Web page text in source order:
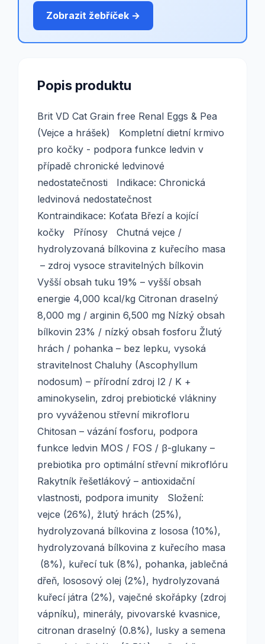
Zobrazit žebříček →
Popis produktu
Brit VD Cat Grain free Renal Eggs & Pea
(Vejce a hrášek) Kompletní dietní krmivo
pro kočky - podpora funkce ledvin v
případě chronické ledvinové
nedostatečnosti Indikace: Chronická
ledvinová nedostatečnost
Kontraindikace: Koťata Březí a kojící
kočky Přínosy Chutná vejce /
hydrolyzovaná bílkovina z kuřecího masa
– zdroj vysoce stravitelných bílkovin
Vyšší obsah tuku 19% – vyšší obsah
energie 4,000 kcal/kg Citronan draselný
8,000 mg / arginin 6,500 mg Nízký obsah
bílkovin 23% / nízký obsah fosforu Žlutý
hrách / pohanka – bez lepku, vysoká
stravitelnost Chaluhy (Ascophyllum
nodosum) – přírodní zdroj I2 / K +
aminokyselin, zdroj prebiotické vlákniny
pro vyváženou střevní mikrofloru
Chitosan – vázání fosforu, podpora
funkce ledvin MOS / FOS / β-glukany –
prebiotika pro optimální střevní mikroflóru
Rakytník řešetlákový – antioxidační
vlastnosti, podpora imunity Složení:
vejce (26%), žlutý hrách (25%),
hydrolyzovaná bílkovina z lososa (10%),
hydrolyzovaná bílkovina z kuřecího masa
(8%), kuřecí tuk (8%), pohanka, jablečná
dřeň, lososový olej (2%), hydrolyzovaná
kuřecí játra (2%), vaječné skořápky (zdroj
vápníku), minerály, pivovarské kvasnice,
citronan draselný (0.8%), lusky a semena